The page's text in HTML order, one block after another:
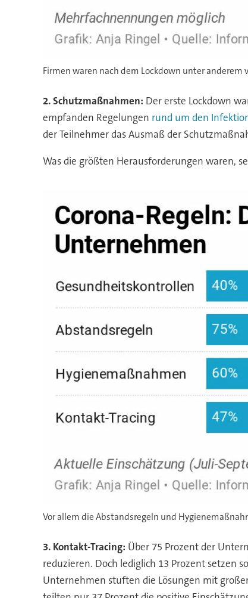
Firmen waren nach dem Lockdown unter
2. Schutzmaßnahmen: Der erste Lockdown
empfanden Regelungen rund um den
der Teilnehmer das Ausmaß der
Was die größten Herausforderungen waren,
Vor allem die Abstandsregeln und
3. Kontakt-Tracing: Über 75 Prozent der
reduzieren. Doch lediglich 13 Prozent setzen
Unternehmen stuften die Lösungen mit